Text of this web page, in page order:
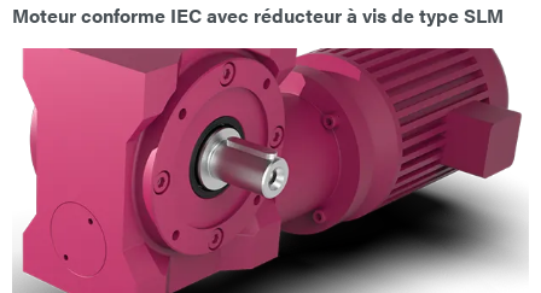
Envoyer le message
Moteur conforme IEC avec réducteur à vis de type SLM